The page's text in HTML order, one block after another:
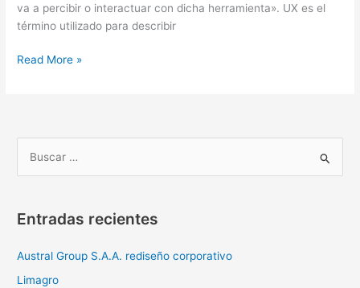
va a percibir o interactuar con dicha herramienta». UX es el
término utilizado para describir
Read More »
c
Entradas recientes
Austral Group S.A.A. rediseño corporativo
Limagro